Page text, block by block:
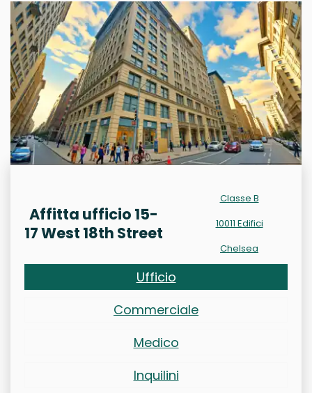
Affitta ufficio 15-
17 West 18th Street
Classe B
10011 Edifici
Chelsea
Ufficio
Commerciale
Medico
Inquilini